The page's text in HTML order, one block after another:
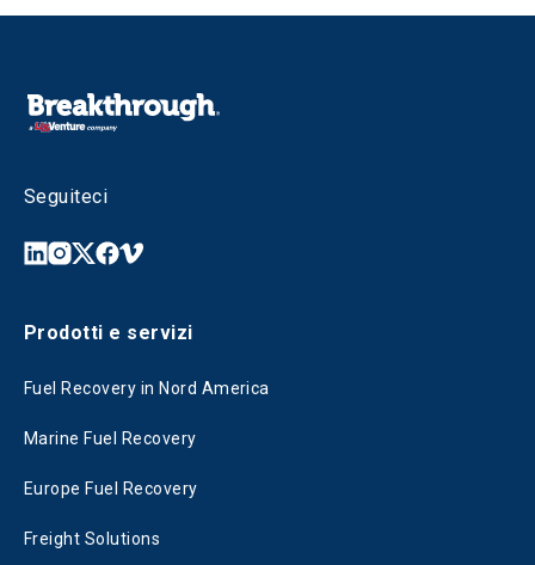
Seguiteci
Prodotti e servizi
Fuel Recovery in Nord America
Marine Fuel Recovery
Europe Fuel Recovery
Freight Solutions